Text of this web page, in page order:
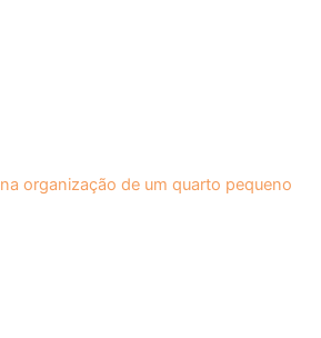
organização de um quarto pequeno